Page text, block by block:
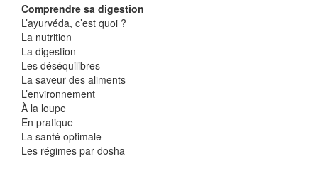
Comprendre sa digestion
L’ayurvéda, c’est quoi ?
La nutrition
La digestion
Les déséquilibres
La saveur des aliments
L’environnement
À la loupe
En pratique
La santé optimale
Les régimes par dosha